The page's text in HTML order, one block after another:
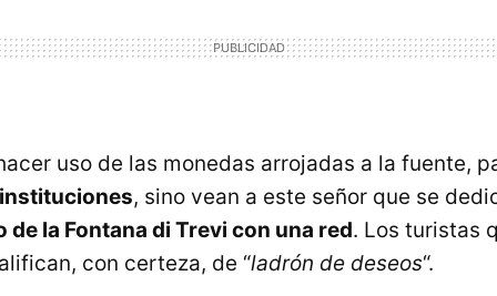
uso de las monedas arrojadas a la fuente,
, sino vean a este señor que se
de la Fontana di Trevi con una red. Los turistas
con certeza, de “ladrón de deseos“.